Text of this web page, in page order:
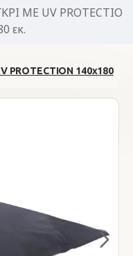
ΜΕ UV PROTECTIO
εκ.
PROTECTION 140x180